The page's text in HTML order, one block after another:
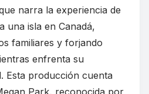
narra la experiencia de
una isla en Canadá,
familiares y forjando
enfrenta su
Esta producción cuenta
Park, reconocida por